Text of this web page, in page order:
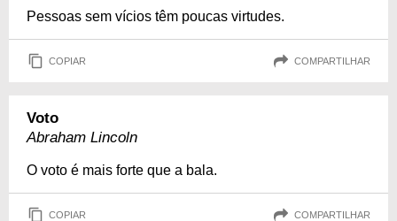
Pessoas sem vícios têm poucas virtudes.
COPIAR COMPARTILHAR
Voto
Abraham Lincoln
O voto é mais forte que a bala.
COPIAR COMPARTILHAR